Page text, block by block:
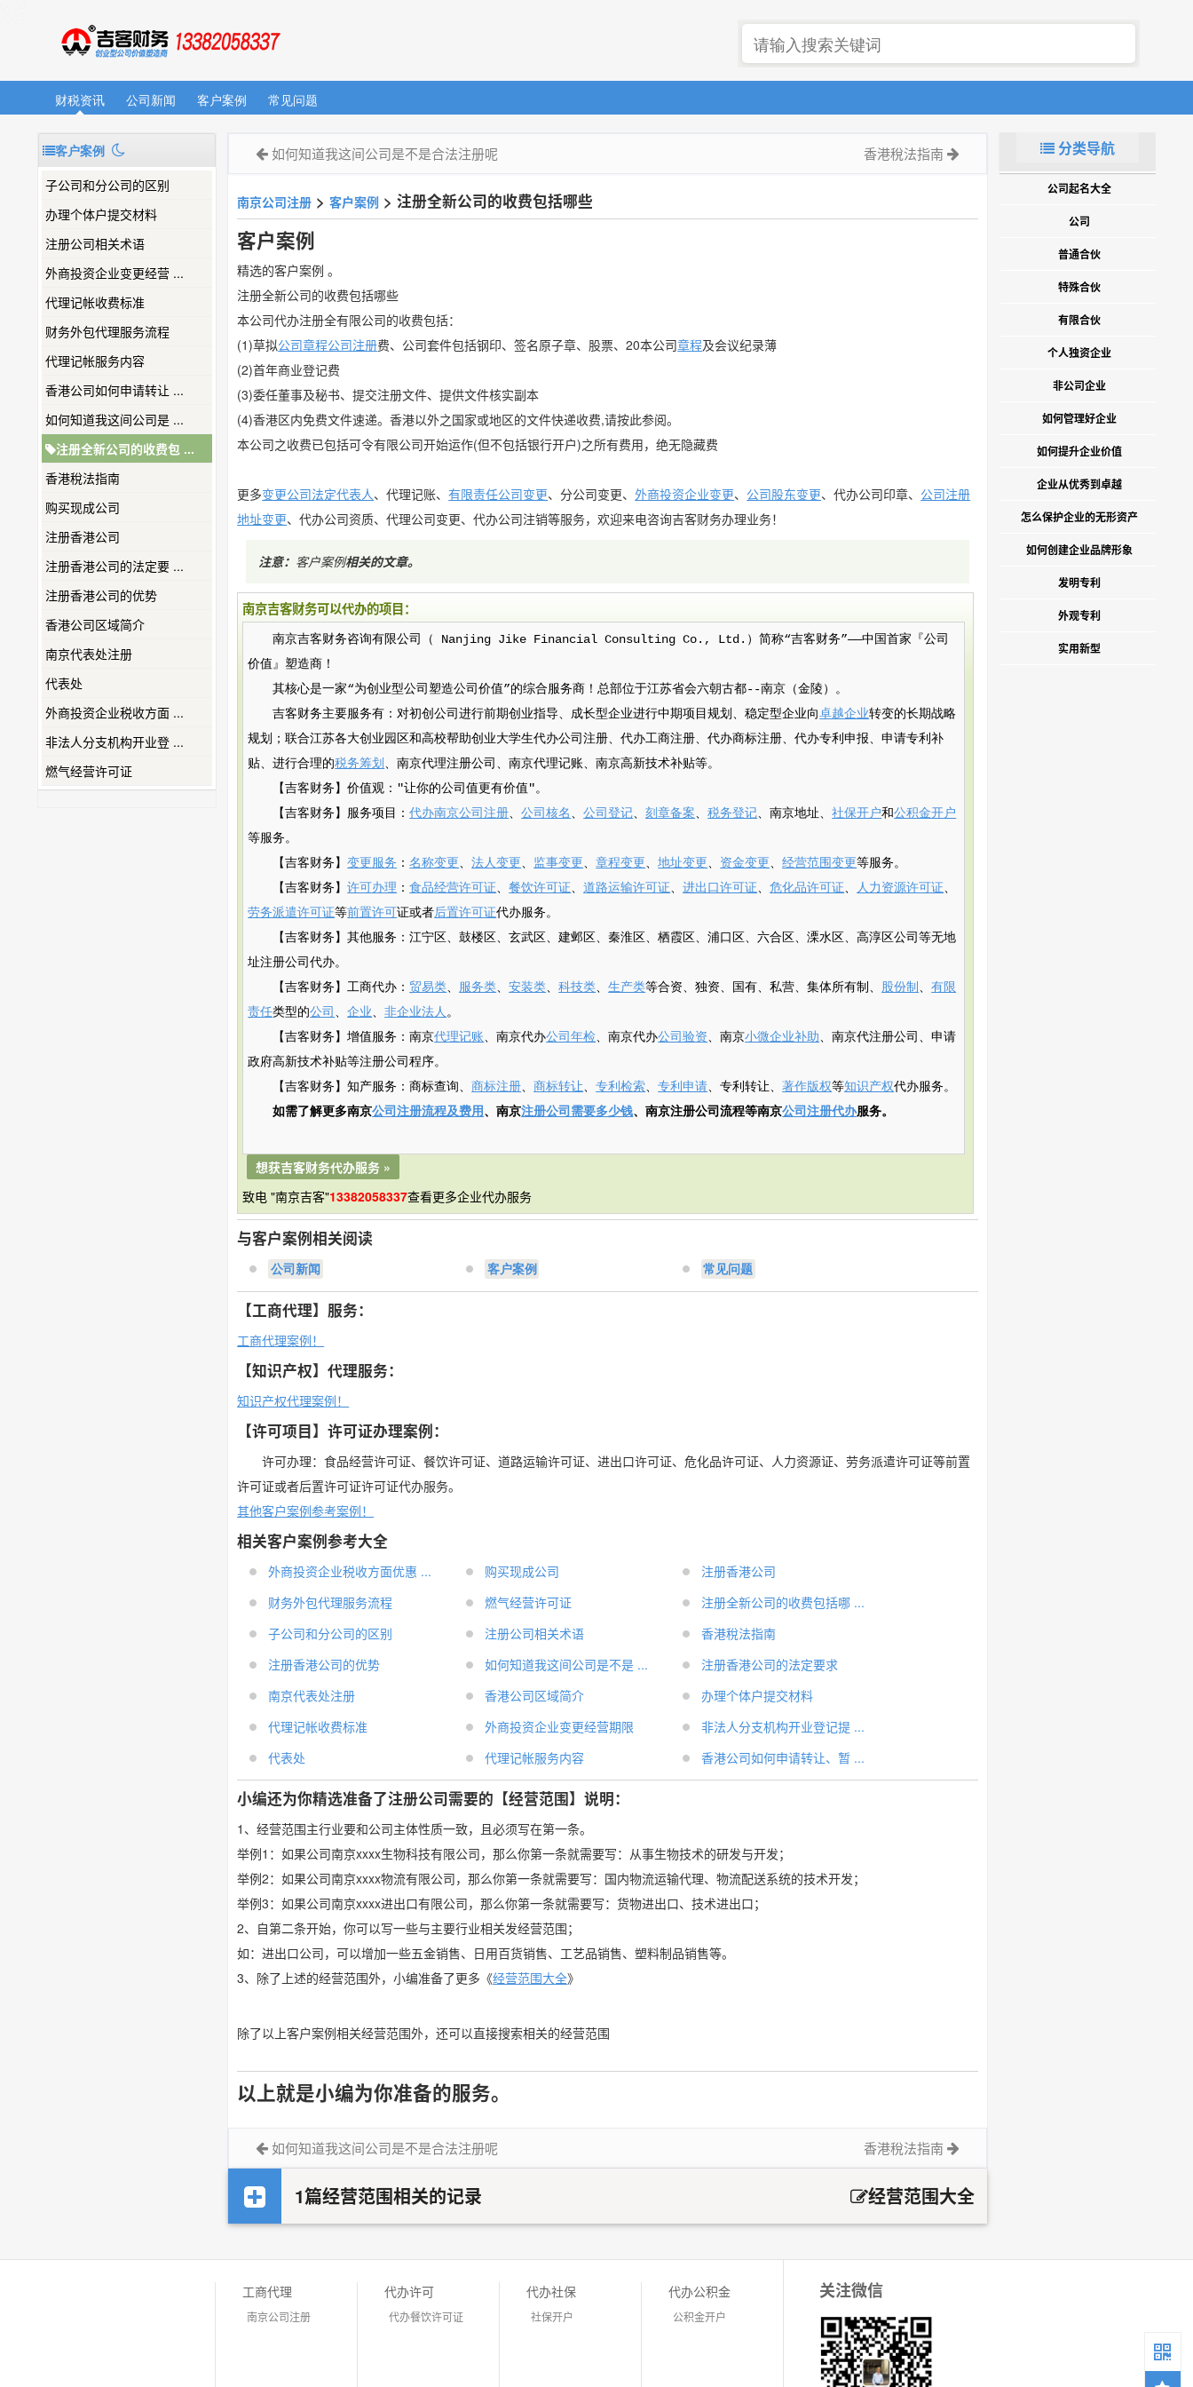
财税资讯 公司新闻 客户案例 常见问题
客户案例
子公司和分公司的区别
办理个体户提交材料
注册公司相关术语
外商投资企业变更经营 ...
代理记帐收费标准
财务外包代理服务流程
代理记帐服务内容
香港公司如何申请转让 ...
如何知道我这间公司是 ...
注册全新公司的收费包 ...
香港稅法指南
购买现成公司
注册香港公司
注册香港公司的法定要 ...
注册香港公司的优势
香港公司区域简介
南京代表处注册
代表处
外商投资企业税收方面 ...
非法人分支机构开业登 ...
燃气经营许可证
如何知道我这间公司是不是合法注册呢 香港稅法指南
南京公司注册 > 客户案例 > 注册全新公司的收费包括哪些
客户案例
精选的客户案例 。
注册全新公司的收费包括哪些
本公司代办注册全有限公司的收费包括：
(1)草拟公司章程公司注册费、公司套件包括钢印、签名原子章、股票、20本公司章程及会议纪录薄
(2)首年商业登记费
(3)委任董事及秘书、提交注册文件、提供文件核实副本
(4)香港区内免费文件速递。香港以外之国家或地区的文件快递收费,请按此参阅。
本公司之收费已包括可令有限公司开始运作(但不包括银行开户)之所有费用，绝无隐藏费
更多变更公司法定代表人、代理记账、有限责任公司变更、分公司变更、外商投资企业变更、 公司股东变更、代办公司印章、 公司注册
地址变更、代办公司资质、代理公司变更、代办公司注销等服务，欢迎来电咨询吉客财务办理业务！
注意： 客户案例相关的文章。
南京吉客财务可以代办的项目：
南京吉客财务咨询有限公司（ Nanjing Jike Financial Consulting Co., Ltd.）简称“吉客财务”——中国首家『公司
价值』塑造商！
其核心是一家“为创业型公司塑造公司价值”的综合服务商！总部位于江苏省会六朝古都--南京（金陵）。
吉客财务主要服务有：对初创公司进行前期创业指导、成长型企业进行中期项目规划、稳定型企业向卓越企业转变的长期战略
规划；联合江苏各大创业园区和高校帮助创业大学生代办公司注册、代办工商注册、代办商标注册、代办专利申报、申请专利补
贴、进行合理的税务筹划 、南京代理注册公司、南京代理记账、南京高新技术补贴等。
【吉客财务】价值观："让你的公司值更有价值"。
【吉客财务】服务项目：代办南京公司注册、公司核名、公司登记、刻章备案、税务登记、南京地址、社保开户和公积金开户
等服务。
【吉客财务】变更服务 ：名称变更、法人变更、 监事变更、章程变更、地址变更、 资金变更、经营范围变更等服务。
【吉客财务】许可办理 ：食品经营许可证、餐饮许可证、道路运输许可证、进出口许可证、危化品许可证、 人力资源许可证、
劳务派遣许可证等前置许可证或者后置许可证代办服务。
【吉客财务】其他服务：江宁区、鼓楼区、玄武区、建邺区、秦淮区、栖霞区、浦口区、六合区、溧水区、高淳区公司等无地
址注册公司代办。
【吉客财务】工商代办： 贸易类、 服务类、安装类、科技类、生产类等合资、独资、国有、私营、集体所有制、 股份制 、有限
责任类型的公司 、企业、非企业法人。
【吉客财务】增值服务：南京代理记账、南京代办公司年检、南京代办公司验资、南京小微企业补助、南京代注册公司、申请
政府高新技术补贴等注册公司程序。
【吉客财务】知产服务：商标查询、商标注册、商标转让、专利检索、专利申请、专利转让、著作版权等知识产权代办服务。
如需了解更多南京公司注册流程及费用、南京注册公司需要多少钱、南京注册公司流程等南京公司注册代办服务。
想获吉客财务代办服务 »
致电 "南京吉客"13382058337查看更多企业代办服务
与客户案例相关阅读
公司新闻 客户案例 常见问题
【工商代理】服务：
工商代理案例！
【知识产权】代理服务：
知识产权代理案例！
【许可项目】许可证办理案例：
许可办理：食品经营许可证、餐饮许可证、道路运输许可证、进出口许可证、危化品许可证、人力资源证、劳务派遣许可证等前置
许可证或者后置许可证许可证代办服务。
其他客户案例参考案例！
相关客户案例参考大全
外商投资企业税收方面优惠 ... 购买现成公司
注册香港公司
财务外包代理服务流程
燃气经营许可证
注册全新公司的收费包括哪 ...
子公司和分公司的区别
注册公司相关术语
香港稅法指南
注册香港公司的优势
如何知道我这间公司是不是 ...
注册香港公司的法定要求
南京代表处注册
香港公司区域简介
办理个体户提交材料
代理记帐收费标准
外商投资企业变更经营期限
非法人分支机构开业登记提 ...
代表处
代理记帐服务内容 香港公司如何申请转让、暂 ...
小编还为你精选准备了注册公司需要的【经营范围】说明：
1、经营范围主行业要和公司主体性质一致，且必须写在第一条。
举例1：如果公司南京xxxx生物科技有限公司，那么你第一条就需要写：从事生物技术的研发与开发；
举例2：如果公司南京xxxx物流有限公司，那么你第一条就需要写：国内物流运输代理、物流配送系统的技术开发；
举例3：如果公司南京xxxx进出口有限公司，那么你第一条就需要写：货物进出口、技术进出口；
2、自第二条开始，你可以写一些与主要行业相关发经营范围；
如：进出口公司，可以增加一些五金销售、日用百货销售、工艺品销售、塑料制品销售等。
3、除了上述的经营范围外，小编准备了更多《经营范围大全》
除了以上客户案例相关经营范围外，还可以直接搜索相关的经营范围
以上就是小编为你准备的服务。
如何知道我这间公司是不是合法注册呢 香港稅法指南
1篇经营范围相关的记录 经营范围大全
分类导航
公司起名大全
公司
普通合伙
特殊合伙
有限合伙
个人独资企业
非公司企业
如何管理好企业
如何提升企业价值
企业从优秀到卓越
怎么保护企业的无形资产
如何创建企业品牌形象
发明专利
外观专利
实用新型
工商代理
南京公司注册
代办许可
代办餐饮许可证
代办社保
社保开户
代办公积金
公积金开户
关注微信